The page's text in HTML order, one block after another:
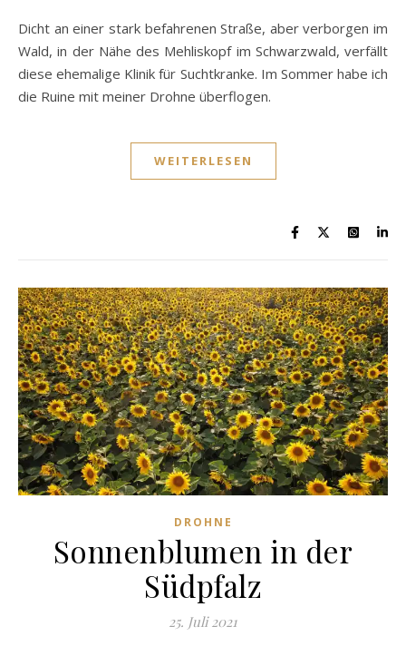
Dicht an einer stark befahrenen Straße, aber verborgen im
Wald, in der Nähe des Mehliskopf im Schwarzwald, verfällt
diese ehemalige Klinik für Suchtkranke. Im Sommer habe ich
die Ruine mit meiner Drohne überflogen.
WEITERLESEN
DROHNE
Sonnenblumen in der
Südpfalz
25. Juli 2021